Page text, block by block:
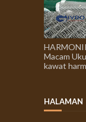
Macam
kawat
HALAMAN